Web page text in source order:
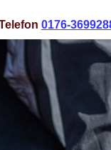
0176-